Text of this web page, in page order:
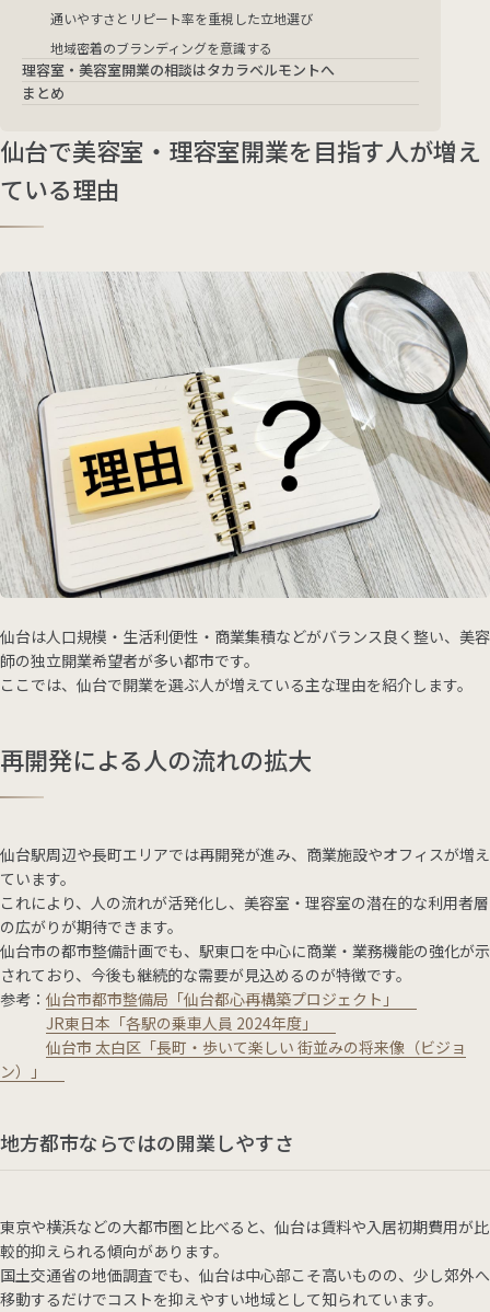
通いやすさとリピート率を重視した立地選び
地域密着のブランディングを意識する
理容室・美容室開業の相談はタカラベルモントへ
まとめ
仙台で美容室・理容室開業を目指す人が増え
ている理由
仙台は人口規模・生活利便性・商業集積などがバランス良く整い、美容
師の独立開業希望者が多い都市です。
ここでは、仙台で開業を選ぶ人が増えている主な理由を紹介します。
再開発による人の流れの拡大
仙台駅周辺や長町エリアでは再開発が進み、商業施設やオフィスが増え
ています。
これにより、人の流れが活発化し、美容室・理容室の潜在的な利用者層
の広がりが期待できます。
仙台市の都市整備計画でも、駅東口を中心に商業・業務機能の強化が示
されており、今後も継続的な需要が見込めるのが特徴です。
参考： 仙台市都市整備局「仙台都心再構築プロジェクト」
JR東日本「各駅の乗車人員 2024年度」
仙台市 太白区「長町・歩いて楽しい 街並みの将来像（ビジョ
ン）」
地方都市ならではの開業しやすさ
東京や横浜などの大都市圏と比べると、仙台は賃料や入居初期費用が比
較的抑えられる傾向があります。
国土交通省の地価調査でも、仙台は中心部こそ高いものの、少し郊外へ
移動するだけでコストを抑えやすい地域として知られています。